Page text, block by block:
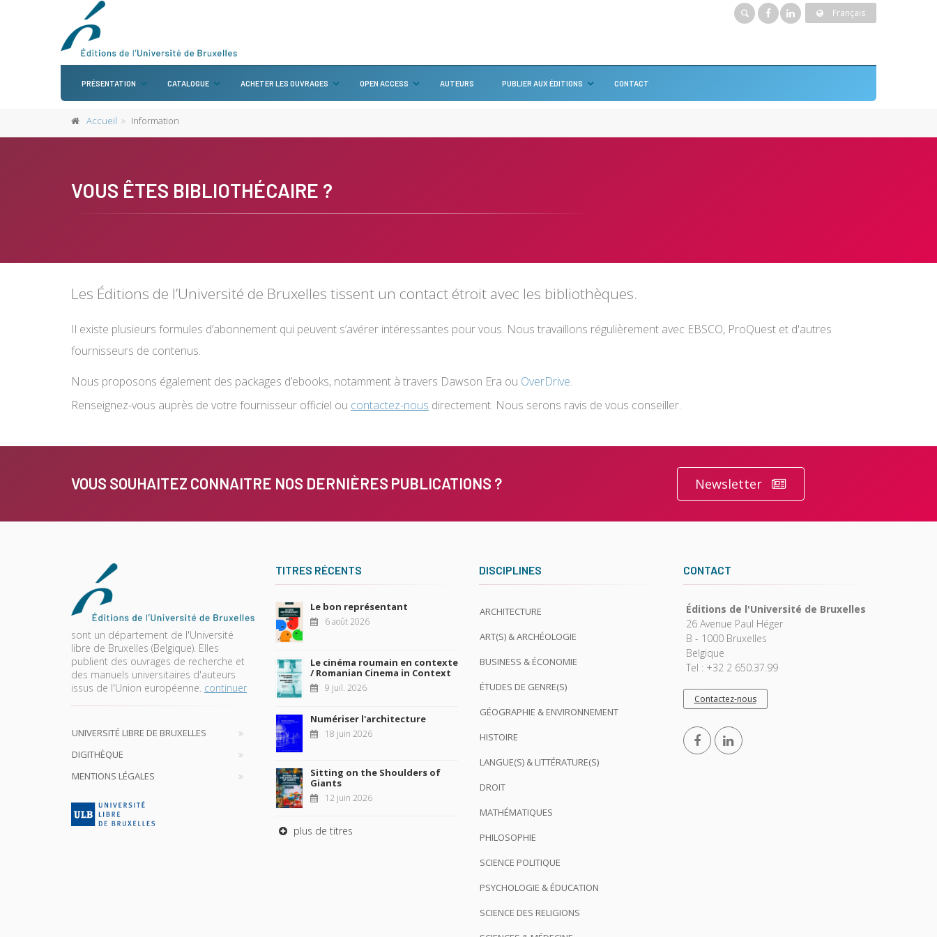
Français
PRÉSENTATION CATALOGUE ACHETER LES OUVRAGES OPEN ACCESS AUTEURS PUBLIER AUX ÉDITIONS CONTACT
Accueil Information
VOUS ÊTES BIBLIOTHÉCAIRE ?
Les Éditions de l’Université de Bruxelles tissent un contact étroit avec les bibliothèques.
Il existe plusieurs formules d’abonnement qui peuvent s’avérer intéressantes pour vous. Nous travaillons régulièrement avec EBSCO, ProQuest et d'autres
fournisseurs de contenus.
Nous proposons également des packages d’ebooks, notamment à travers Dawson Era ou OverDrive.
Renseignez-vous auprès de votre fournisseur officiel ou contactez-nous directement. Nous serons ravis de vous conseiller.
VOUS SOUHAITEZ CONNAITRE NOS DERNIÈRES PUBLICATIONS ? Newsletter
sont un département de l'Université
libre de Bruxelles (Belgique). Elles
publient des ouvrages de recherche et
des manuels universitaires d'auteurs
issus de l'Union européenne. continuer
UNIVERSITÉ LIBRE DE BRUXELLES
DIGITHÈQUE
MENTIONS LÉGALES
TITRES RÉCENTS
Le bon représentant
6 août 2026
Le cinéma roumain en contexte
/ Romanian Cinema in Context
9 juil. 2026
Numériser l'architecture
18 juin 2026
Sitting on the Shoulders of
Giants
12 juin 2026
plus de titres
DISCIPLINES
ARCHITECTURE
ART(S) & ARCHÉOLOGIE
BUSINESS & ÉCONOMIE
ÉTUDES DE GENRE(S)
GÉOGRAPHIE & ENVIRONNEMENT
HISTOIRE
LANGUE(S) & LITTÉRATURE(S)
DROIT
MATHÉMATIQUES
PHILOSOPHIE
SCIENCE POLITIQUE
PSYCHOLOGIE & ÉDUCATION
SCIENCE DES RELIGIONS
CONTACT
Éditions de l'Université de Bruxelles
26 Avenue Paul Héger
B - 1000 Bruxelles
Belgique
Tel : +32 2 650.37.99
Contactez-nous